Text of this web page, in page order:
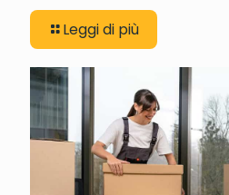
Leggi di più